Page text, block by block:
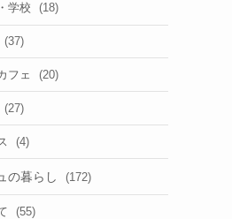
学校 (18)
(37)
フェ (20)
(27)
(4)
の暮らし (172)
(55)